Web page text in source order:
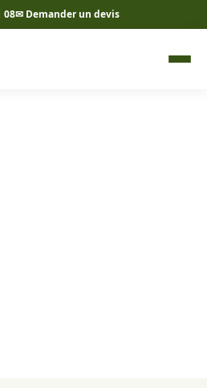
08✉ Demander un devis